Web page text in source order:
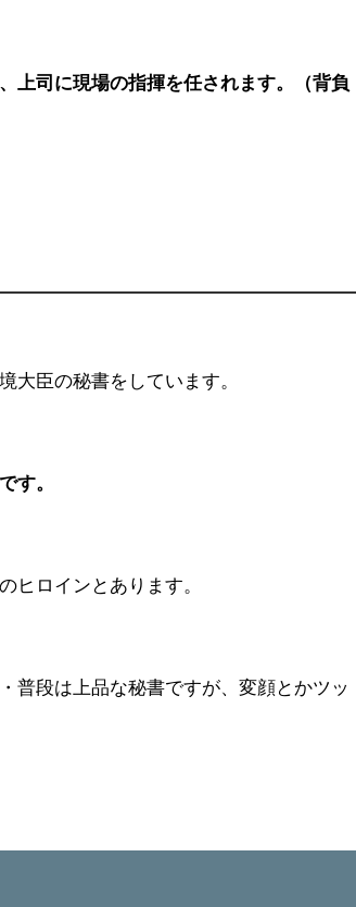
上司に現場の指揮を任されます。（背負
大臣の秘書をしています。
す。
ヒロインとあります。
普段は上品な秘書ですが、変顔とかツッ